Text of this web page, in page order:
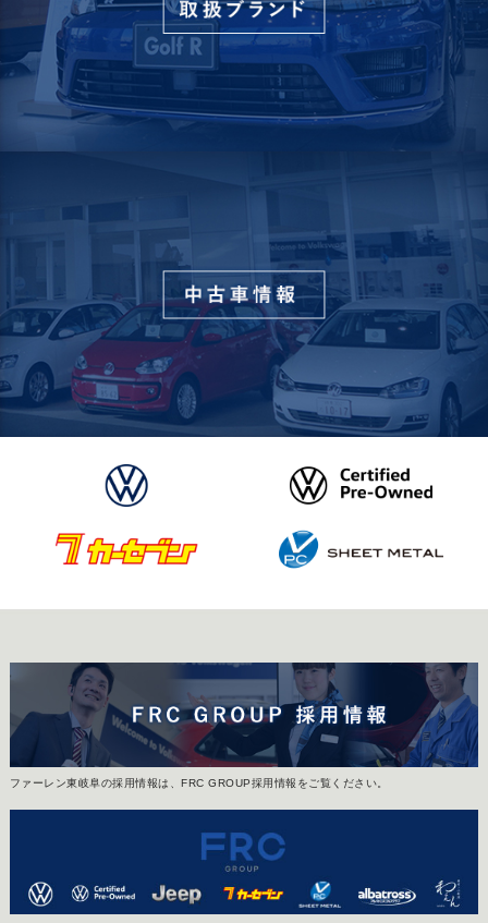
ファーレン東岐阜の採用情報は、FRC GROUP採用情報をご覧ください。